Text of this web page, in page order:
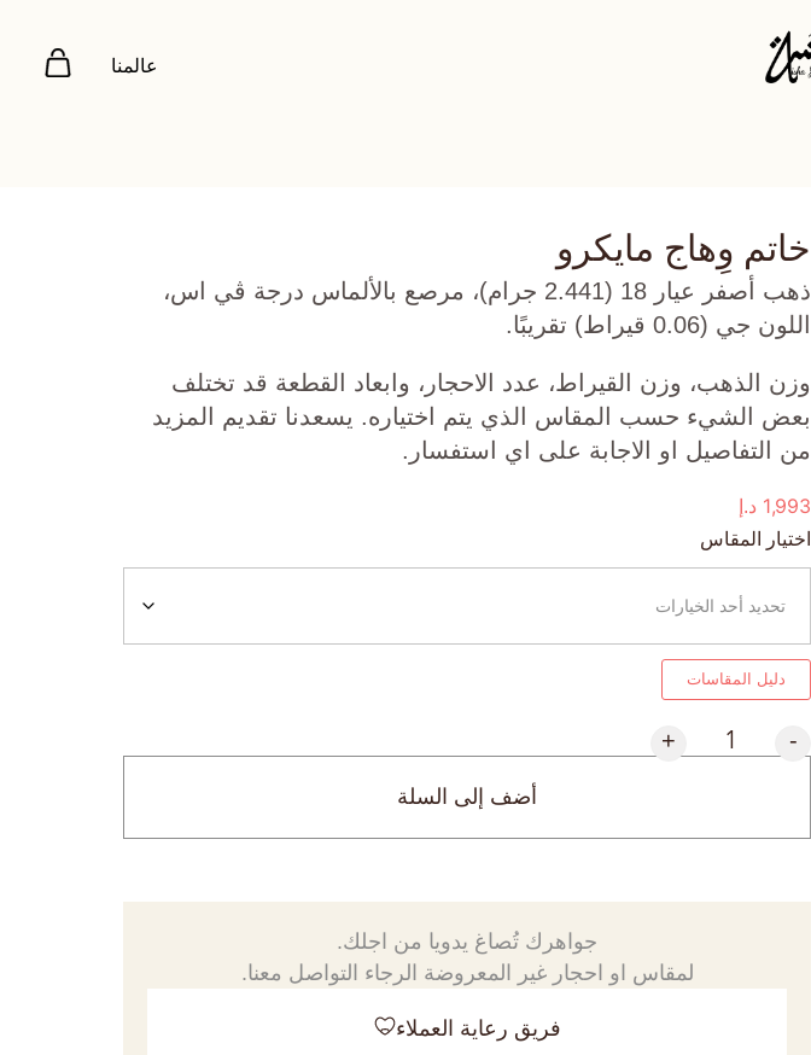
عالمنا
خاتم وِهاج مايكرو
ذهب أصفر عيار 18 (2.441 جرام)، مرصع بالألماس درجة ڤي اس،
اللون جي (0.06 قيراط) تقريبًا.
وزن الذهب، وزن القيراط، عدد الاحجار، وابعاد القطعة قد تختلف
بعض الشيء حسب المقاس الذي يتم اختياره. يسعدنا تقديم المزيد
من التفاصيل او الاجابة على اي استفسار.
1,993 د.إ
اختيار المقاس
دليل المقاسات
-
+
أضف إلى السلة
جواهرك تُصاغ يدويا من اجلك.
لمقاس او احجار غير المعروضة الرجاء التواصل معنا.
فريق رعاية العملاء